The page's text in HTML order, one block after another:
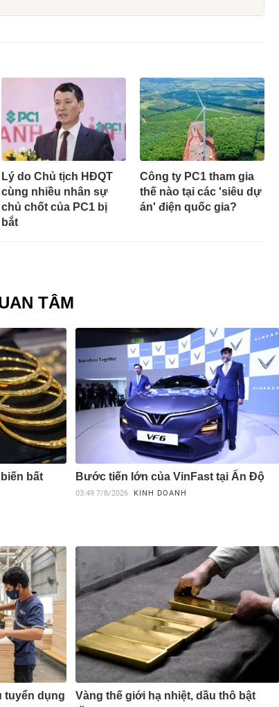
Lý do Chủ tịch HĐQT
cùng nhiều nhân sự
chủ chốt của PC1 bị
bắt
Công ty PC1 tham gia
thế nào tại các 'siêu dự
án' điện quốc gia?
TÂM
bất
Bước tiến lớn của VinFast tại Ấn Độ
03:49 7/8/2026 KINH DOANH
tuyển dụng
Vàng thế giới hạ nhiệt, dầu thô bật